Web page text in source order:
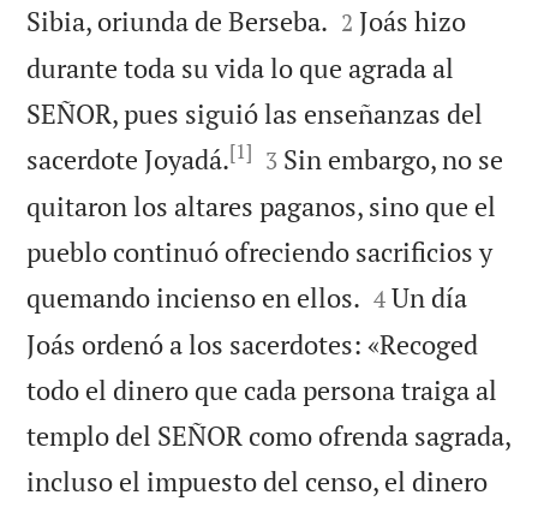
Sibia, oriunda de Berseba. 

2 Joás hizo
durante toda su vida lo que agrada al
SEÑOR, pues siguió las enseñanzas del
sacerdote Joyadá.[1] 

3 Sin embargo, no se
quitaron los altares paganos, sino que el
pueblo continuó ofreciendo sacrificios y
quemando incienso en ellos. 

4 Un día
Joás ordenó a los sacerdotes: «Recoged
todo el dinero que cada persona traiga al
templo del SEÑOR como ofrenda sagrada,
incluso el impuesto del censo, el dinero